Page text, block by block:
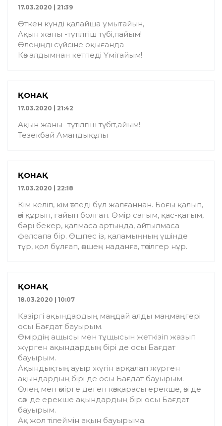
17.03.2020 | 21:39
Өткен күнді қалайша ұмытайын,
Ақын жаны -түтілгіш түбі,пайым!
Өлеңіңді сүйсіне оқығанда
Көз алдымнан кетпеді Үмітайым!
ҚОНАҚ
17.03.2020 | 21:42
Ақын жаны- түтілгіш түбіт,айым!
Тезекбай Амандықұлы
ҚОНАҚ
17.03.2020 | 22:18
Кім келіп, кім өтпеді бұл жалғаннан. Боғы қалып,
өзі құрып, ғайып болған. Өмір сағым, қас-қағым,
бәрі бекер, қалмаса артыңда, айтылмаса
фәлсапа бір. Өшпес із, қаламыңның үшінде
тұр, қол бұлғап, өңшең наданға, төгілгер нұр.
ҚОНАҚ
18.03.2020 | 10:07
Қазіргі ақындардың маңдай алды маңмаңгері
осы Бағдат бауырым.
Өмірдің ащысы мен тұщысын жеткізіп жазып
жүрген ақындардың бірі де осы Бағдат
бауырым.
Ақындықтың ауыр жүгін арқалап жүрген
ақындардың бірі де осы Бағдат бауырым.
Өлең мен өмірге деген көзқарасы ерекше, өзі де
сөзі де ерекше ақындардың бірі осы Бағдат
бауырым.
Ақ жол тілеймін ақын бауырыма.